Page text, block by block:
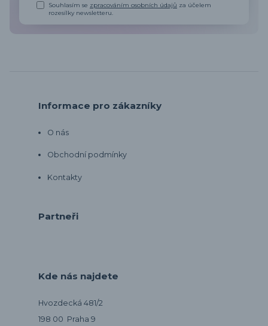
Souhlasím se zpracováním osobních údajů za účelem
rozesílky newsletteru.
Informace pro zákazníky
O nás
Obchodní podmínky
Kontakty
Partneři
Kde nás najdete
Hvozdecká 481/2
198 00 Praha 9